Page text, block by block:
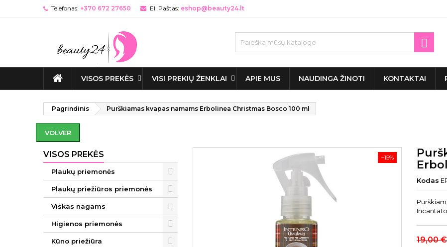
Telefonas: +370 672 27650 El. Paštas: eshop@beauty24.lt

VISOS PREKĖS VISI PREKIŲ ŽENKLAI APIE MUS NAUDINGA ŽINOTI KONTAKTAI
Pagrindinis Purškiamas kvapas namams Erbolinea Christmas Bosco 100 ml
VOLVER
VISOS PREKĖS
Plaukų priemonės
Plaukų priežiūros priemonės
Viskas nagams
Higienos priemonės
Kūno priežiūra
−15%
Kodas
Incantato
19,00 €